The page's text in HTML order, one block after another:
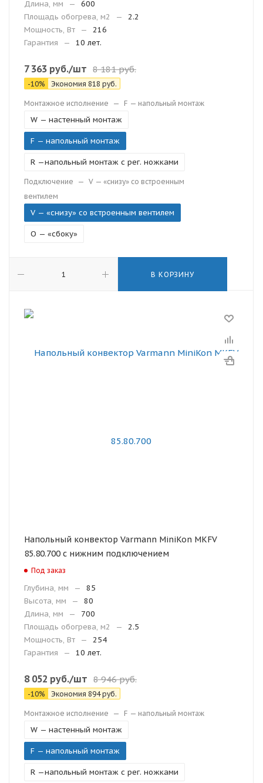
Длина, мм
—
600
Площадь обогрева, м2
—
2.2
Мощность, Вт
—
216
Гарантия
— 10 лет.
7 363 руб./шт 8 181руб.
-10% Экономия 818 руб.
Монтажное исполнение — F — напольный монтаж
W — настенный монтаж
F — напольный монтаж
R —напольный монтаж с рег. ножками
Подключение — V — «снизу» со встроенным
вентилем
V — «снизу» со встроенным вентилем
O — «сбоку»
В КОРЗИНУ
Напольный конвектор Varmann MiniKon MKFV
85.80.700 с нижним подключением
Под заказ
Глубина, мм —
85
Высота, мм
—
80
Длина, мм
—
700
Площадь обогрева, м2
—
2.5
Мощность, Вт
—
254
Гарантия
— 10 лет.
8 052 руб./шт 8 946руб.
-10% Экономия 894руб.
Монтажное исполнение — F — напольный монтаж
W — настенный монтаж
F — напольный монтаж
R —напольный монтаж с рег. ножками